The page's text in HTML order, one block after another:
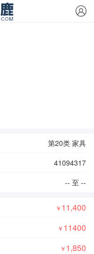
第20类 家具
41094317
-- 至 --
￥ 11,400
￥ 11400
￥ 1,850